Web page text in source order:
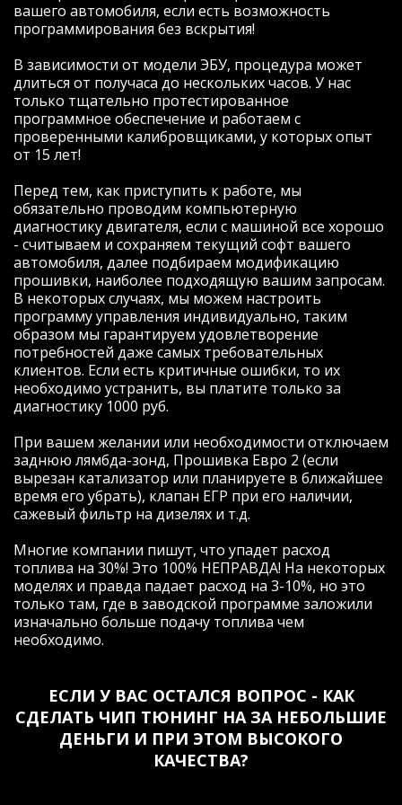
остановился на компании "Зачипован",
заранее оговорив с Евгением, что
будем делать с авто примем во время
встречи. Так и сделали: встретились, еще
раз все оговорили и в течение получаса
Евгений исполнил все как и требовалось.
В итоге получилось активировать
несколько модулей:
ключа блокируется АКПП;
- активировано управление климатом "с
руля" в правом окошке БК;
- активирована индикация наружной
температуры в правом окошке БК;
- активирована возможность изменения
настроек зеркал при движении задним
ходом (помощь при парковке);
- активирована память противотуманок
(включаются автоматически). Ну, и самое
главное, уже по дороге домой оценил в
полной мере те ранее скрытые
возможности эластичной и
трансмиссия"автомобиля, которые
теперь стали доступны!
Евгений, огромное Вам спасибо за
отзывчивость, человеческое общение и
профессионализм! Удачи и еще больше
Рейтинг отзыва:5
очевиден. Договорившись заранее о
встрече, приехал в назначенное время и
в оговоренное место (удобное для обеих
сторон). Женя был как всегда пунктуален
(за что ему отдельная благодарность).
вашего автомобиля, если есть возможность
программирования без вскрытия!
В зависимости от модели ЭБУ, процедура может
длиться от получаса до нескольких часов. У нас
только тщательно протестированное
программное обеспечение и работаем с
проверенными калибровщиками, у которых опыт
от 15 лет!
Перед тем, как приступить к работе, мы
обязательно проводим компьютерную
диагностику двигателя, если с машиной все хорошо
- считываем и сохраняем текущий софт вашего
автомобиля, далее подбираем модификацию
прошивки, наиболее подходящую вашим запросам.
В некоторых случаях, мы можем настроить
программу управления индивидуально, таким
образом мы гарантируем удовлетворение
потребностей даже самых требовательных
клиентов. Если есть критичные ошибки, то их
необходимо устранить, вы платите только за
диагностику 1000 руб.
При вашем желании или необходимости отключаем
заднюю лямбда-зонд, Прошивка Евро 2 (если
вырезан катализатор или планируете в ближайшее
время его убрать), клапан ЕГР при его наличии,
сажевый фильтр на дизелях и т.д.
Многие компании пишут, что упадет расход
топлива на 30%! Это 100% НЕПРАВДА! На некоторых
моделях и правда падает расход на 3-10%, но это
только там, где в заводской программе заложили
изначально больше подачу топлива чем
необходимо.
ЕСЛИ У ВАС ОСТАЛСЯ ВОПРОС - КАК
СДЕЛАТЬ ЧИП ТЮНИНГ НА ЗА НЕБОЛЬШИЕ
ДЕНЬГИ И ПРИ ЭТОМ ВЫСОКОГО
КАЧЕСТВА?